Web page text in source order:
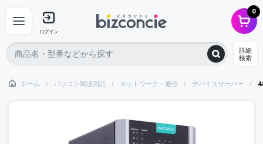
ログイン
0
詳細
検索
ホーム パソコン関連用品 ネットワーク・通信 デバイスサーバー